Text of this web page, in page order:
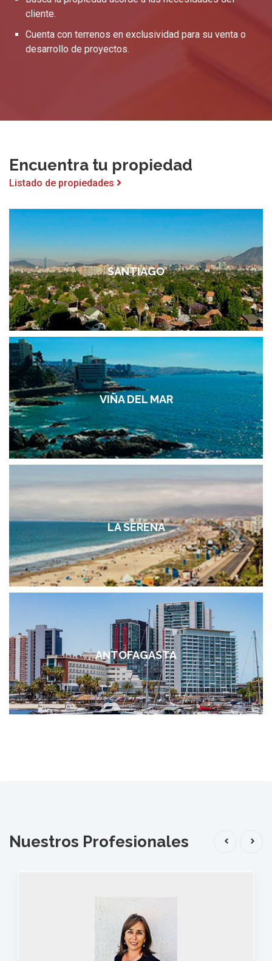
cliente.
Cuenta con terrenos en exclusividad para su venta o
desarrollo de proyectos.
Encuentra tu propiedad
Listado de propiedades
SANTIAGO
VIÑA DEL MAR
LA SERENA
ANTOFAGASTA
Nuestros Profesionales